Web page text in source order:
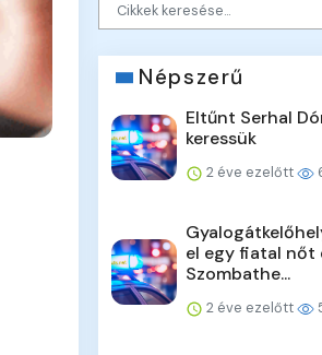
Népszerű
Eltűnt Serhal
keressük
2 éve ezelőtt
el egy fiatal nőt
Szombathe...
2 éve ezelőtt